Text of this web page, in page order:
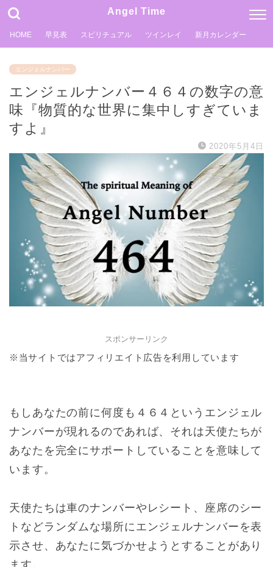
Angel Time
HOME 早見表 スピリチュアル ツインレイ 新月カレンダー
エンジェルナンバー
エンジェルナンバー４６４の数字の意
味『物質的な世界に集中しすぎていま
すよ』
2020年5月4日
スポンサーリンク
※当サイトではアフィリエイト広告を利用しています
もしあなたの前に何度も４６４というエンジェル
ナンバーが現れるのであれば、それは天使たちが
あなたを完全にサポートしていることを意味して
います。
天使たちは車のナンバーやレシート、座席のシー
トなどランダムな場所にエンジェルナンバーを表
示させ、あなたに気づかせようとすることがあり
ます。